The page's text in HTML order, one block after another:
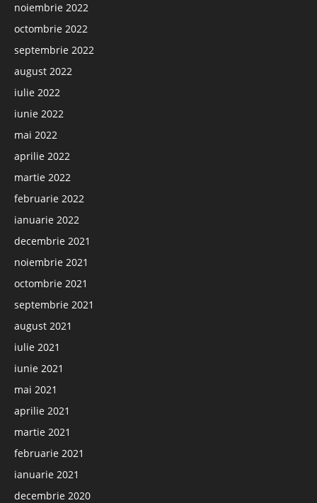
noiembrie 2022
octombrie 2022
septembrie 2022
august 2022
iulie 2022
iunie 2022
mai 2022
aprilie 2022
martie 2022
februarie 2022
ianuarie 2022
decembrie 2021
noiembrie 2021
octombrie 2021
septembrie 2021
august 2021
iulie 2021
iunie 2021
mai 2021
aprilie 2021
martie 2021
februarie 2021
ianuarie 2021
decembrie 2020